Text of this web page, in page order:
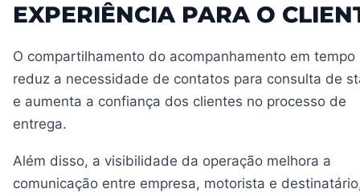
EXPERIÊNCIA PARA O
O compartilhamento do acompanhamento em tempo
reduz a necessidade de contatos para consulta de
e aumenta a confiança dos clientes no processo de
entrega.
Além disso, a visibilidade da operação melhora a
comunicação entre empresa, motorista e